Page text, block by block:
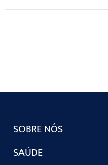
SOBRE NÓS
SAÚDE